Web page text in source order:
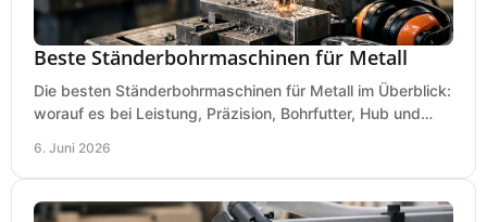
Beste Ständerbohrmaschinen für Metall
Die besten Ständerbohrmaschinen für Metall im Überblick:
worauf es bei Leistung, Präzision, Bohrfutter, Hub und
6. Juni 2026